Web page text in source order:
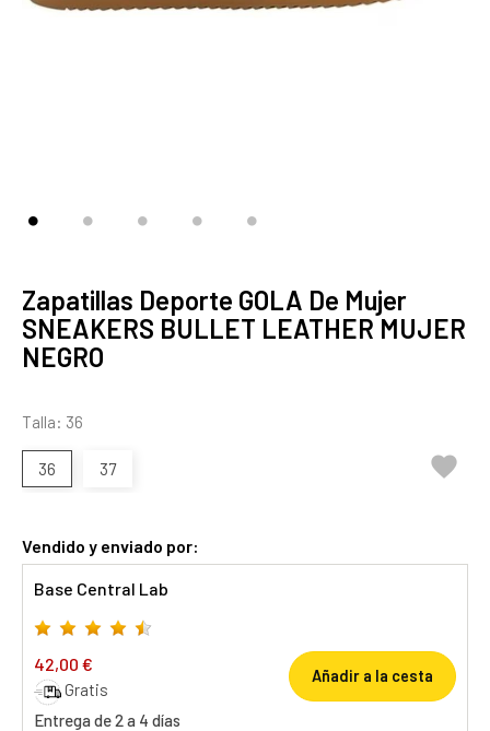
Zapatillas Deporte GOLA De Mujer
SNEAKERS BULLET LEATHER MUJER
NEGRO
Talla: 36
36 37 
Vendido y enviado por:
Base Central Lab
42,00 €
Gratis
Entrega de 2 a 4 días
Añadir a la cesta